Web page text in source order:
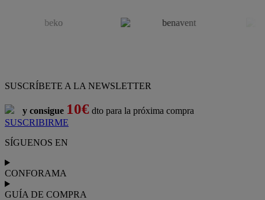
SUSCRÍBETE A LA NEWSLETTER
y consigue 10€ dto para la próxima compra
SUSCRIBIRME
SÍGUENOS EN
CONFORAMA
GUÍA DE COMPRA